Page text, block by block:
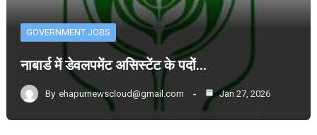
GOVERNMENT JOBS
नाबार्ड में डेवलपमेंट असिस्टेंट के पदों…
By ehapurnewscloud@gmail.com Jan 27, 2026